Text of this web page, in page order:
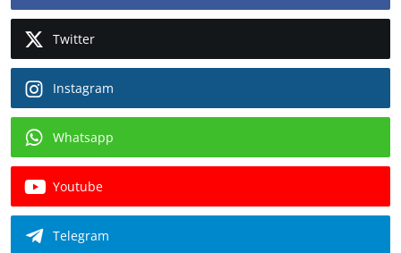
Twitter
Instagram
Whatsapp
Youtube
Telegram